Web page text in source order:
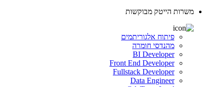
משרות הייטק מבוקשות
פיתוח אלגוריתמים
מהנדסי חומרה
BI Developer
Front End Developer
Fullstack Developer
Data Engineer